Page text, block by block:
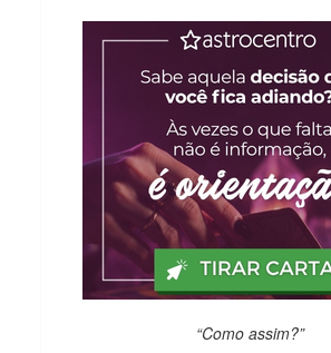
“Como assim?”